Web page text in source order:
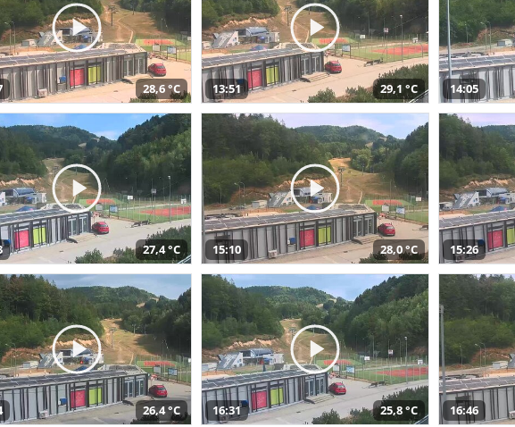
28,6 °C 13:51 29,1 °C 14:05
27,4 °C 15:10 28,0 °C 15:26
26,4 °C 16:31 25,8 °C 16:46